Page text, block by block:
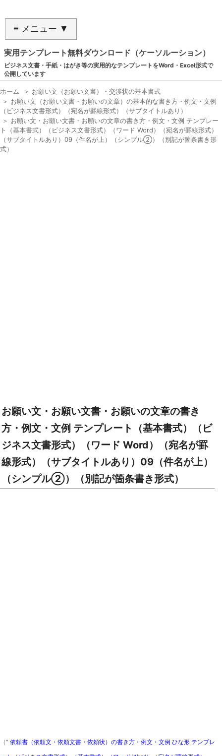
≡ メニュー ▼
実用テンプレート無料ダウンロード（ケーソルーション）
ビジネス文書・手紙・はがき等の実用的なテンプレートをWord・Excel形式で
公開しています
ホーム ＞ お願い文（お願い文書）・交渉状の基本書式
＞ お願い文（お願い文書・お願いの文章）の基本的な書き方・例文・文例
（ビジネス文書形式）（宛名が罫線形式）（サブタイトルあり）
＞ お願い文・お願い文書・お願いの文章の書き方・例文・文例 テンプレー
ト（基本書式）（ビジネス文書形式）（ワード Word）（宛名が罫線形式）
（サブタイトルあり）09（件名が上）（シンプル②）（別記が箇条書き形
式）
お願い文・お願い文書・お願いの文章の書き
方・例文・文例 テンプレート（基本書式）（ビ
ジネス文書形式）（ワード Word）（宛名が罫
線形式）（サブタイトルあり）09（件名が上）
（シンプル②）（別記が箇条書き形式）
（" 依頼書（依頼文・依頼文書・依頼状）の書き方・例文・文例 ひな形 テンプレ